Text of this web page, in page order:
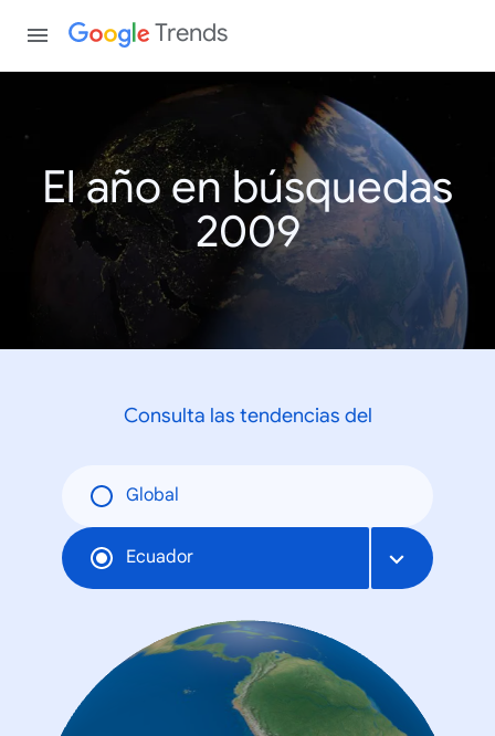
Trends
El año en búsquedas
2009
Consulta las tendencias del
Global
Ecuador